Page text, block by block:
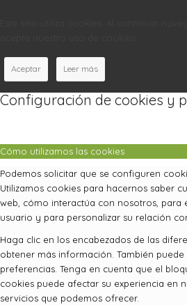
Aceptar Leer más
Configuración de cookies y
Cómo utilizamos las cookies
Podemos solicitar que se configuren
Utilizamos cookies para hacernos saber
web, cómo interactúa con nosotros, para
usuario y para personalizar su relación
Haga clic en los encabezados de las
obtener más información. También
preferencias. Tenga en cuenta que el
cookies puede afectar su experiencia en
servicios que podemos ofrecer.